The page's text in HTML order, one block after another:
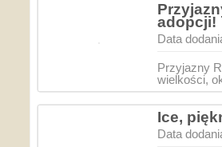
adopcji!
Data
Przyjazny
wielkości,
Ice,
Data